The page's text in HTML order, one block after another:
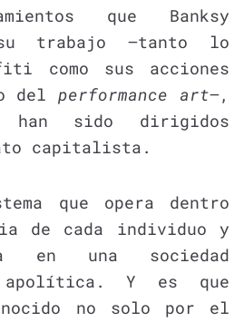
que Banksy
trabajo —tanto lo
como sus acciones
delperformance art—,
han sido dirigidos
capitalista.
que opera dentro
de cada individuo y
en una sociedad
apolítica. Y es que
no solo por el